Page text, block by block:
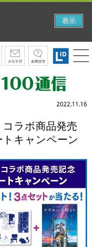
2022.11.16
ラボ商品発売
キャンペーン
表示